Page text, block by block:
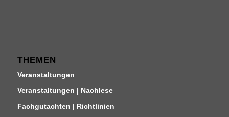
THEMEN
Veranstaltungen
Veranstaltungen | Nachlese
Fachgutachten | Richtlinien